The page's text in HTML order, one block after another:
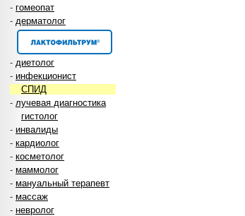
- гомеопат
- дерматолог
- диетолог
- инфекционист
СПИД
- лучевая диагностика
гистолог
- инвалиды
- кардиолог
- косметолог
- маммолог
- мануальный терапевт
- массаж
- невролог